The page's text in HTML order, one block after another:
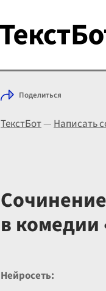
Поделиться
ТекстБот—Написать
в комедии
Нейросеть: